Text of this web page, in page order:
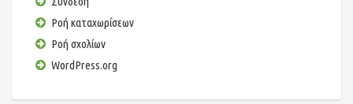
Ροή καταχωρίσεων
Ροή σχολίων
WordPress.org